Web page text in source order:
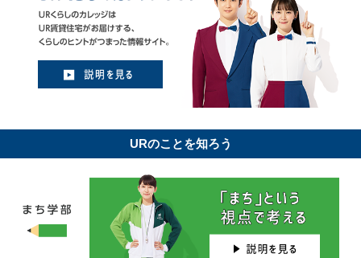
URのことを知ろう